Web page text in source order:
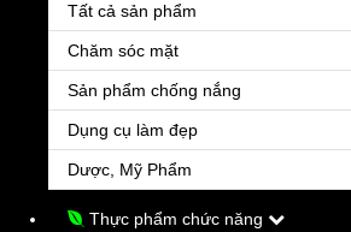
Tất cả sản phẩm
Chăm sóc mặt
Sản phẩm chống nắng
Dụng cụ làm đẹp
Dược, Mỹ Phẩm
Thực phẩm chức năng
625.000đ
Có thể sử dụng kết hợp với các loại thuốc khác để